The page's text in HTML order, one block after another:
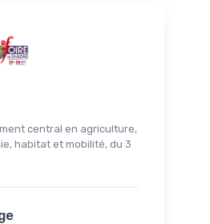
central en agriculture,
habitat et mobilité, du 3